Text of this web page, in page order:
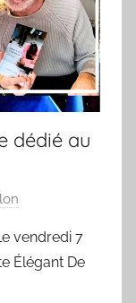
dédié au
vendredi 7
Élégant De